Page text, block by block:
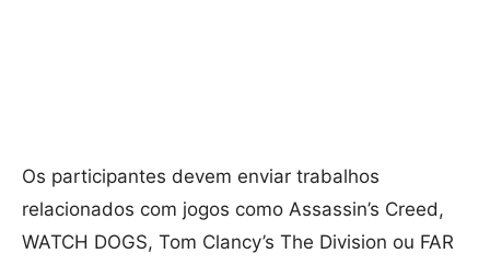
Os participantes devem enviar trabalhos
relacionados com jogos como Assassin’s Creed,
WATCH DOGS, Tom Clancy’s The Division ou FAR